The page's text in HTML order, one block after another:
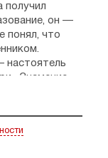
получил
он —
понял, что
настоятель
«Знамение»
кино.